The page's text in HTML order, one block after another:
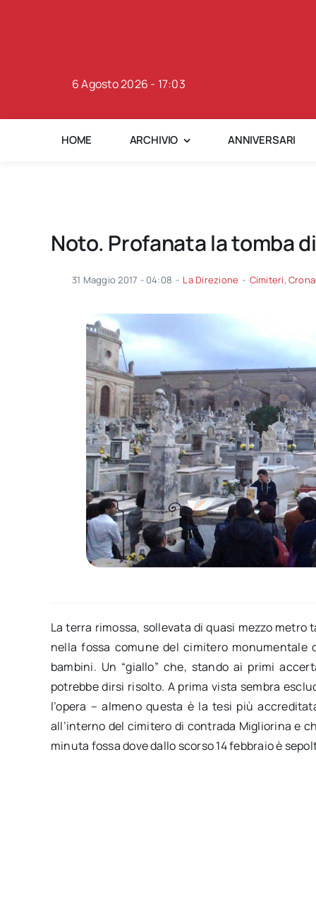
6 Agosto 2026 - 17:03
HOME ARCHIVIO ANNIVERSARI
Noto. Profanata la tomba
31 Maggio 2017 - 04:08 - La Direzione - Cimiteri,
La terra rimossa, sollevata di quasi mezzo
nella fossa comune del cimitero monumentale
bambini. Un “giallo” che, stando ai primi
potrebbe dirsi risolto. A prima vista sembra
l’opera – almeno questa è la tesi più
all’interno del cimitero di contrada Migliorina e
minuta fossa dove dallo scorso 14 febbraio è